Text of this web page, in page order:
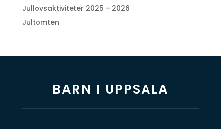
Jullovsaktiviteter 2025 – 2026
Jultomten
BARN I UPPSALA